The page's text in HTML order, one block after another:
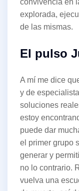
convivencia en
explorada,
de las mismas.
El pulso
A mí me dice
y de
soluciones
estoy
puede dar
el primer grupo
generar y
no lo contrario.
vuelva una